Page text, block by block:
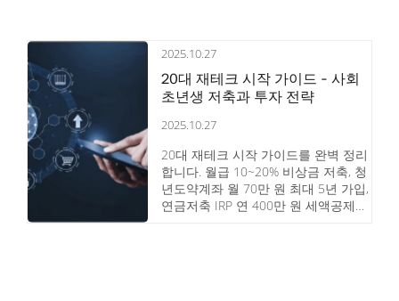
2025.10.27
20대 재테크 시작 가이드 - 사회
초년생 저축과 투자 전략
2025.10.27
20대 재테크 시작 가이드를 완벽 정리
합니다. 월급 10~20% 비상금 저축, 청
년도약계좌 월 70만 원 최대 5년 가입,
연금저축 IRP 연 400만 원 세액공제